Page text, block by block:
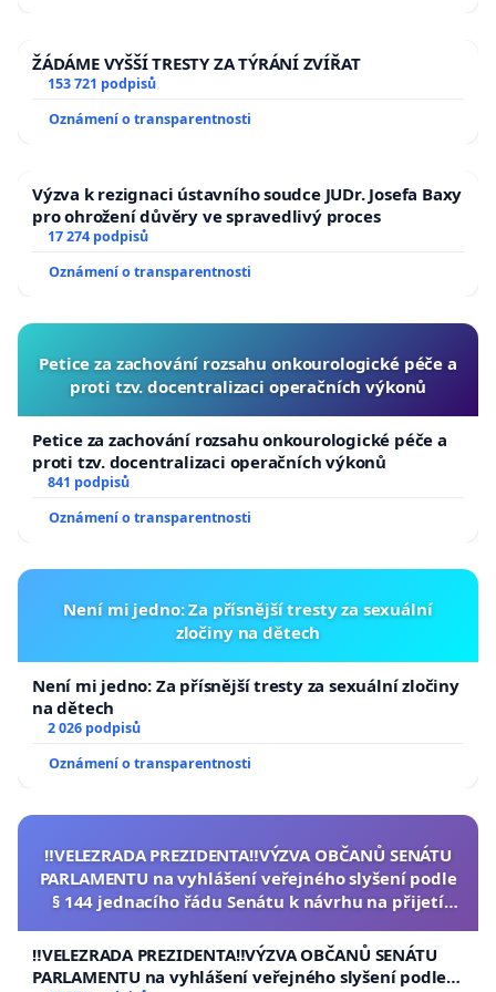
ŽÁDÁME VYŠŠÍ TRESTY ZA TÝRÁNÍ ZVÍŘAT
153 721 podpisů
Oznámení o transparentnosti
Výzva k rezignaci ústavního soudce JUDr. Josefa Baxy
pro ohrožení důvěry ve spravedlivý proces
17 274 podpisů
Oznámení o transparentnosti
Petice za zachování rozsahu onkourologické péče a
proti tzv. docentralizaci operačních výkonů
Petice za zachování rozsahu onkourologické péče a
proti tzv. docentralizaci operačních výkonů
841 podpisů
Oznámení o transparentnosti
Není mi jedno: Za přísnější tresty za sexuální
zločiny na dětech
Není mi jedno: Za přísnější tresty za sexuální zločiny
na dětech
2 026 podpisů
Oznámení o transparentnosti
‼️VELEZRADA PREZIDENTA‼️VÝZVA OBČANŮ SENÁTU
PARLAMENTU na vyhlášení veřejného slyšení podle
§ 144 jednacího řádu Senátu k návrhu na přijetí
republiky
‼️VELEZRADA PREZIDENTA‼️VÝZVA OBČANŮ SENÁTU
PARLAMENTU na vyhlášení veřejného slyšení podle §